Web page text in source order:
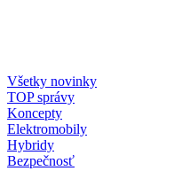
Všetky novinky
TOP správy
Koncepty
Elektromobily
Hybridy
Bezpečnosť